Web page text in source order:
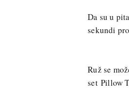
Da su u
sekundi
Ruž se
set Pillow